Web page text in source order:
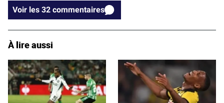
Voir les 32 commentaires
À lire aussi